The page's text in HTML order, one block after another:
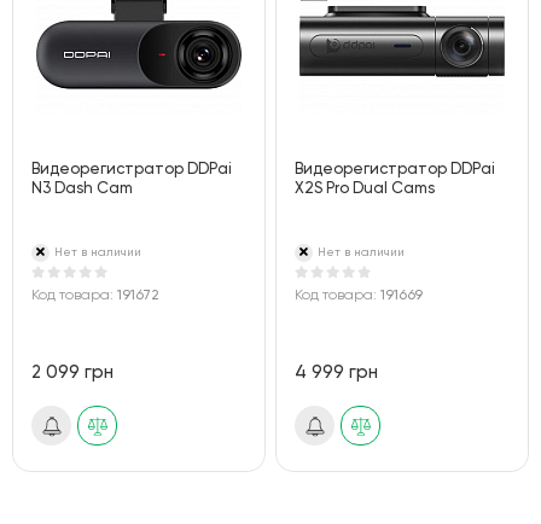
Видеорегистратор DDPai
N3 Dash Cam
Нет в наличии
Код товара: 191672
2 099 грн
Видеорегистратор DDPai
X2S Pro Dual Cams
Нет в наличии
Код товара:191669
4 999 грн